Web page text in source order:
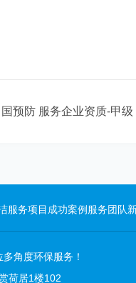
预防 服务企业资质-甲级
服务项目 成功案例 服务团队
角度环保服务！
荷居1楼102